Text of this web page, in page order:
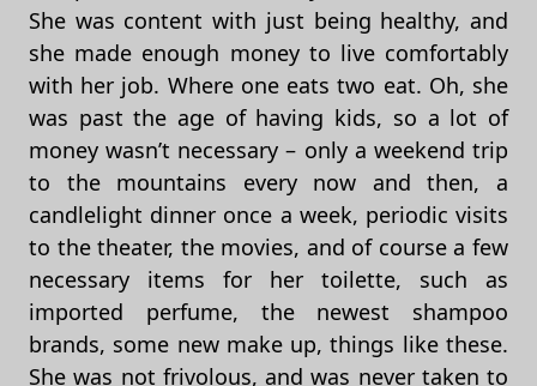
She was content with just being healthy, and
she made enough money to live comfortably
with her job. Where one eats two eat. Oh, she
was past the age of having kids, so a lot of
money wasn’t necessary – only a weekend trip
to the mountains every now and then, a
candlelight dinner once a week, periodic visits
to the theater, the movies, and of course a few
necessary items for her toilette, such as
imported perfume, the newest shampoo
brands, some new make up, things like these.
She was not frivolous, and was never taken to